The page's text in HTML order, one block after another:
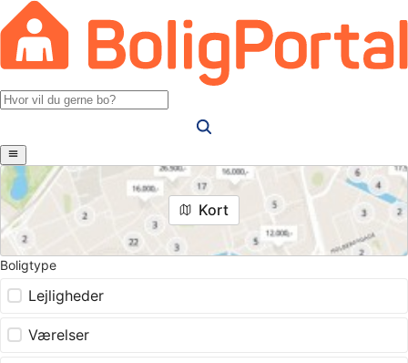
Kort
Boligtype
Lejligheder
Værelser